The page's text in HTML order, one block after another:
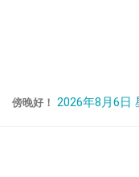
傍晚好！ 2026年8月6日